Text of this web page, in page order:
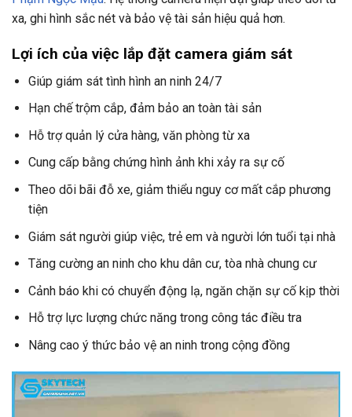
xa, ghi hình sắc nét và bảo vệ tài sản hiệu quả hơn.
Lợi ích của việc lắp đặt camera giám sát
Giúp giám sát tình hình an ninh 24/7
Hạn chế trộm cắp, đảm bảo an toàn tài sản
Hỗ trợ quản lý cửa hàng, văn phòng từ xa
Cung cấp bằng chứng hình ảnh khi xảy ra sự cố
Theo dõi bãi đỗ xe, giảm thiểu nguy cơ mất cắp phương
tiện
Giám sát người giúp việc, trẻ em và người lớn tuổi tại nhà
Tăng cường an ninh cho khu dân cư, tòa nhà chung cư
Cảnh báo khi có chuyển động lạ, ngăn chặn sự cố kịp thời
Hỗ trợ lực lượng chức năng trong công tác điều tra
Nâng cao ý thức bảo vệ an ninh trong cộng đồng